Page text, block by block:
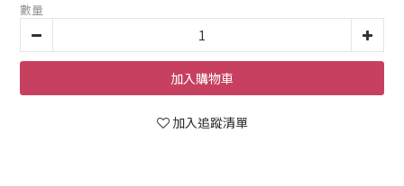
數量
加入購物車
加入追蹤清單